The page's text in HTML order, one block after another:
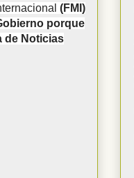
(FMI)
porque
de Noticias